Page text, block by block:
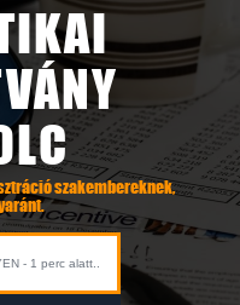
szakembereknek,